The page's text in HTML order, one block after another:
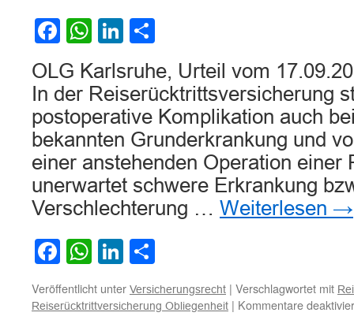
Erkrankung“
Facebook
WhatsApp
LinkedIn
OLG Karlsruhe, Urteil vom
In der Reiserücktrittsversicherung
postoperative Komplikation auch
bekannten Grunderkrankung und
einer anstehenden Operation einer
unerwartet schwere Erkrankung
Verschlechterung … Weiterlesen →
Facebook
WhatsApp
LinkedIn
Veröffentlicht unter Versicherungsrecht | Verschlagwortet mit
Reiserücktrittversicherung Obliegenheit | Kommentare